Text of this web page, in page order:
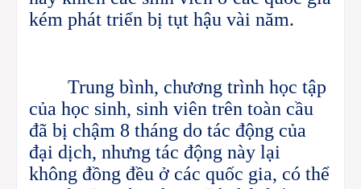
kém phát triển bị tụt hậu vài năm.
Trung bình, chương trình học tập
của học sinh, sinh viên trên toàn cầu
đã bị chậm 8 tháng do tác động của
đại dịch, nhưng tác động này lại
không đồng đều ở các quốc gia, có thể